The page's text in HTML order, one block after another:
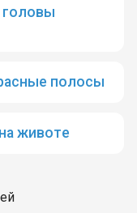
головы
полосы
животе